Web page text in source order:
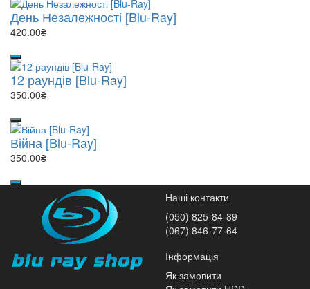
День Незалежності [Blu-Ray]
420.00₴
12 раундів [Blu-Ray]
350.00₴
Війна [Blu-Ray]
350.00₴
Наші контакти
(050) 825-84-89
(067) 846-77-64
Інформація
Як замовити